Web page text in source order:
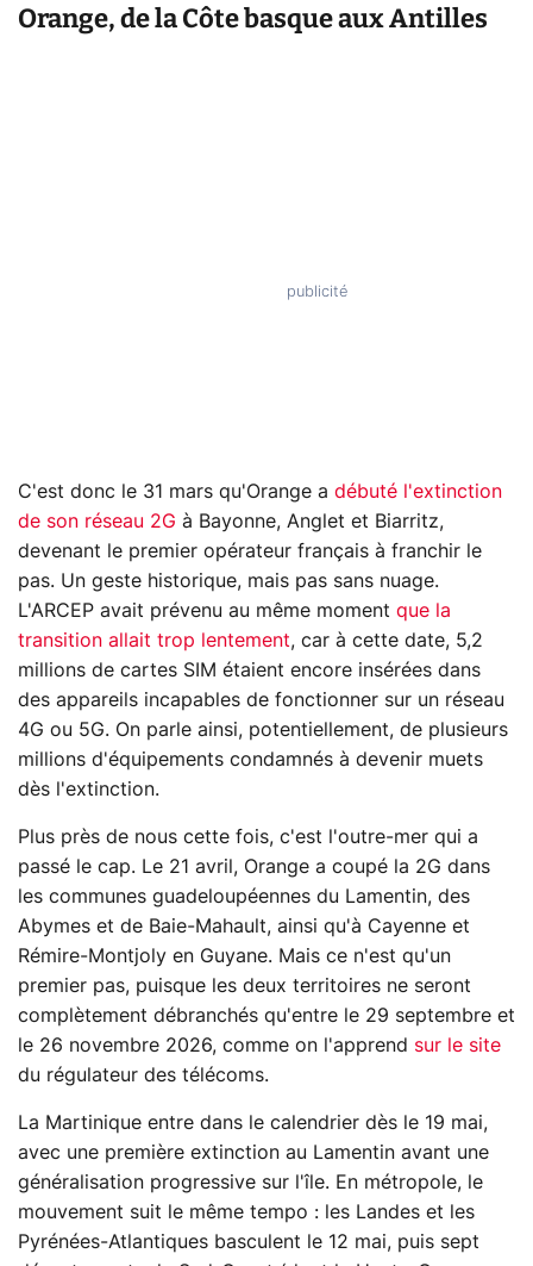
Orange, de la Côte basque aux Antilles
C'est donc le 31 mars qu'Orange a débuté l'extinction
de son réseau 2G à Bayonne, Anglet et Biarritz,
devenant le premier opérateur français à franchir le
pas. Un geste historique, mais pas sans nuage.
L'ARCEP avait prévenu au même moment que la
transition allait trop lentement, car à cette date, 5,2
millions de cartes SIM étaient encore insérées dans
des appareils incapables de fonctionner sur un réseau
4G ou 5G. On parle ainsi, potentiellement, de plusieurs
millions d'équipements condamnés à devenir muets
dès l'extinction.
Plus près de nous cette fois, c'est l'outre-mer qui a
passé le cap. Le 21 avril, Orange a coupé la 2G dans
les communes guadeloupéennes du Lamentin, des
Abymes et de Baie-Mahault, ainsi qu'à Cayenne et
Rémire-Montjoly en Guyane. Mais ce n'est qu'un
premier pas, puisque les deux territoires ne seront
complètement débranchés qu'entre le 29 septembre et
le 26 novembre 2026, comme on l'apprend sur le site
du régulateur des télécoms.
La Martinique entre dans le calendrier dès le 19 mai,
avec une première extinction au Lamentin avant une
généralisation progressive sur l'île. En métropole, le
mouvement suit le même tempo : les Landes et les
Pyrénées-Atlantiques basculent le 12 mai, puis sept